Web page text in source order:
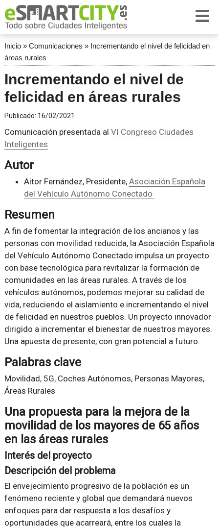
Inicio» Comunicaciones » Incrementando el nivel de felicidad en
áreas rurales
Incrementando el nivel de
felicidad en áreas rurales
Publicado: 16/02/2021
Comunicación presentada al VI Congreso Ciudades
Inteligentes
Autor
Aitor Fernández, Presidente, Asociación Española
del Vehículo Autónomo Conectado
Resumen
A fin de fomentar la integración de los ancianos y las
personas con movilidad reducida, la Asociación Española
del Vehículo Autónomo Conectado impulsa un proyecto
con base tecnológica para revitalizar la formación de
comunidades en las áreas rurales. A través de los
vehículos autónomos, podemos mejorar su calidad de
vida, reduciendo el aislamiento e incrementando el nivel
de felicidad en nuestros pueblos. Un proyecto innovador
dirigido a incrementar el bienestar de nuestros mayores.
Una apuesta de presente, con gran potencial a futuro.
Palabras clave
Movilidad, 5G, Coches Autónomos, Personas Mayores,
Áreas Rurales
Una propuesta para la mejora de la
movilidad de los mayores de 65 años
en las áreas rurales
Interés del proyecto
Descripción del problema
El envejecimiento progresivo de la población es un
fenómeno reciente y global que demandará nuevos
enfoques para dar respuesta a los desafíos y
oportunidades que acarreará, entre los cuales la